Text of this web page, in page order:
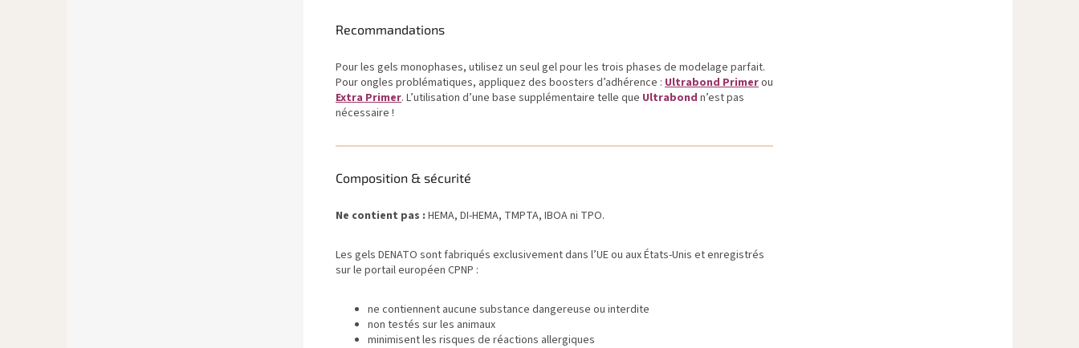
Recommandations
Pour les gels monophases, utilisez un seul gel pour les trois phases de modelage parfait.
Pour ongles problématiques, appliquez des boosters d’adhérence : Ultrabond Primerou
Extra Primer. L’utilisation d’une base supplémentaire telle que Ultrabond n’est pas
nécessaire !
Composition & sécurité
Ne contient pas : HEMA, DI-HEMA, TMPTA, IBOA ni TPO.
Les gels DENATO sont fabriqués exclusivement dans l’UE ou aux États-Unis et enregistrés
sur le portail européen CPNP :
ne contiennent aucune substance dangereuse ou interdite
non testés sur les animaux
minimisent les risques de réactions allergiques